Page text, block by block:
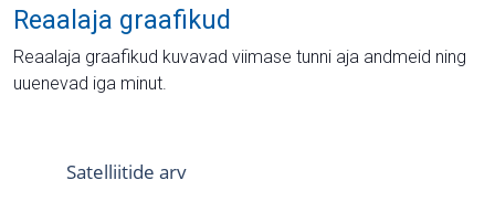
Reaalaja graafikud
Reaalaja graafikud kuvavad viimase tunni aja andmeid ning
uuenevad iga minut.